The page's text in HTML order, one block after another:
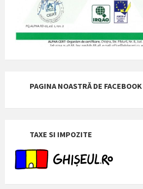
PAGINA NOASTRĂ DE FACEBOOK
TAXE SI IMPOZITE